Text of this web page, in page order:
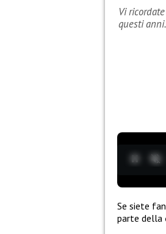
Vi
questi
Se siete
parte della